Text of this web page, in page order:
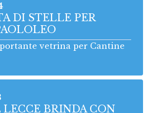
DI STELLE PER
vetrina per Cantine
BRINDA CON